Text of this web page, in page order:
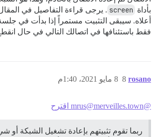
بأداة screen . يرجى قراءة التفاصيل في
أعلاه. سيبقى التثبيت مستمراً إذا بدأت في
فقط باستئنافها في اتصالك التالي في حال
rosano 8 مايو 2021، 1:40م 8
@mrus@merveilles.town اقترح
ربما تقوم تثبيتهم بإعادة تشغيل الشبكة